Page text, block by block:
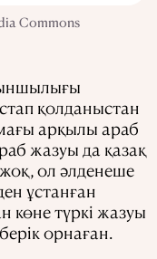
Commons
қолданыстан
арқылы араб
жазуы да қазақ
ол әлденеше
ұстанған
көне түркі жазуы
орнаған.